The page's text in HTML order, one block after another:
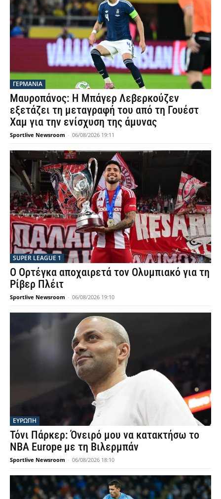
ΓΕΡΜΑΝΙΑ
Μαυροπάνος: Η Μπάγερ Λεβερκούζεν
εξετάζει τη μεταγραφή του από τη Γουέστ
Χαμ για την ενίσχυση της άμυνας
Sportlive Newsroom - 06/08/2026 19:11
SUPER LEAGUE 1
Ο Ορτέγκα αποχαιρετά τον Ολυμπιακό για τη
Ρίβερ Πλέιτ
Sportlive Newsroom - 06/08/2026 19:10
ΕΥΡΩΠΗ
Τόνι Πάρκερ: Όνειρό μου να κατακτήσω το
NBA Europe με τη Βιλερμπάν
Sportlive Newsroom - 06/08/2026 18:10